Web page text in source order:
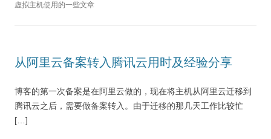
虚拟主机使用的一些文章
从阿里云备案转入腾讯云用时及经验分享
博客的第一次备案是在阿里云做的，现在将主机从阿里云迁移到
腾讯云之后，需要做备案转入。由于迁移的那几天工作比较忙
[…]